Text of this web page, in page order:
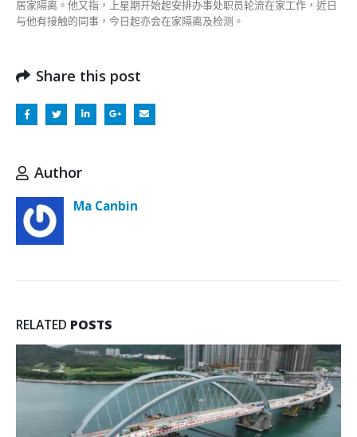
居家隔离。他又指，上星期开始起安排办事处职员轮流在家工作，近日
与他有接触的同事，今日起亦会在家隔离及检测。
Share this post
Author
Ma Canbin
RELATED POSTS